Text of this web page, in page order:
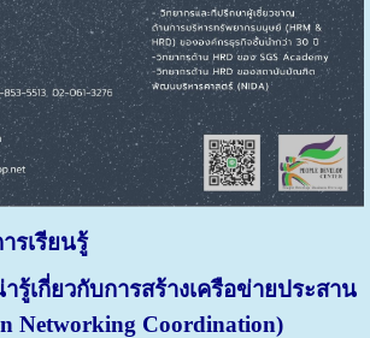
รเรียนรู้
ารู้เกี่ยวกับการสร้างเครือข่ายประสาน
Networking Coordination)